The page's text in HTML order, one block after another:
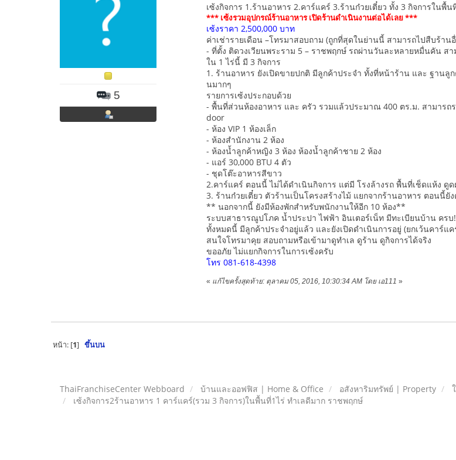
5
เซ้งกิจการ 1.ร้านอาหาร 2.คาร์แคร์ 3.ร้านก๋วยเตี๋ยว ทั้ง 3 กิจการใน
*** เซ้งรวมอุปกรณ์ร้านอาหาร เปิดร้านดำเนินงานต่อได้เลย ***
เซ้งราคา 2,500,000 บาท
ค่าเช่ารายเดือน –โทรมาสอบถาม (ถูกที่สุดในย่านนี้ สามารถไปสืบร้า
- ที่ตั้ง ติดวงเวียนพระราม 5 – ราชพฤกษ์ รถผ่านวันละหลายหมื่นคัน ส
ใน 1 ไร่นี้ มี 3 กิจการ
1. ร้านอาหาร ยังเปิดขายปกติ มีลูกค้าประจำ ทั้งที่หน้าร้าน และ ฐาน
นมากๆ
รายการเซ้งประกอบด้วย
- พื้นที่ส่วนห้องอาหาร และ ครัว รวมแล้วประมาณ 400 ตร.ม. สามาร
door
- ห้อง VIP 1 ห้องเล็ก
- ห้องสำนักงาน 2 ห้อง
- ห้องน้ำลูกค้าหญิง 3 ห้อง ห้องน้ำลูกค้าชาย 2 ห้อง
- แอร์ 30,000 BTU 4 ตัว
- ชุดโต๊ะอาหารสีขาว
2.คาร์แคร์ ตอนนี้ ไม่ได้ดำเนินกิจการ แต่มี โรงล้างรถ พื้นที่เช็ดแห้ง ดู
3. ร้านก๋วยเตี๋ยว ตัวร้านเป็นโครงสร้างไม้ แยกจากร้านอาหาร ตอนนี้
** นอกจากนี้ ยังมีห้องพักสำหรับพนักงานให้อีก 10 ห้อง**
ระบบสาธารณูปโภค น้ำประปา ไฟฟ้า อินเตอร์เน็ท มีทะเบียนบ้าน ครบ!
ทั้งหมดนี้ มีลูกค้าประจำอยู่แล้ว และยังเปิดดำเนินการอยู่ (ยกเว้นคาร์แ
สนใจโทรมาคุย สอบถามหรือเข้ามาดูทำเล ดูร้าน ดูกิจการได้จริง
ขออภัย ไม่แยกกิจการในการเซ้งครับ
โทร 081-618-4398
« แก้ไขครั้งสุดท้าย: ตุลาคม 05, 2016, 10:30:34 AM โดย เอ111 »
หน้า: [1] ขึ้นบน
ThaiFranchiseCenter Webboard บ้านและออฟฟิส | Home & Office อสังหาริมทรัพย์ | Property
เซ้งกิจการ2ร้านอาหาร 1 คาร์แคร์(รวม 3 กิจการ)ในพื้นที่1ไร่ ทำเลดีมาก ราชพฤกษ์